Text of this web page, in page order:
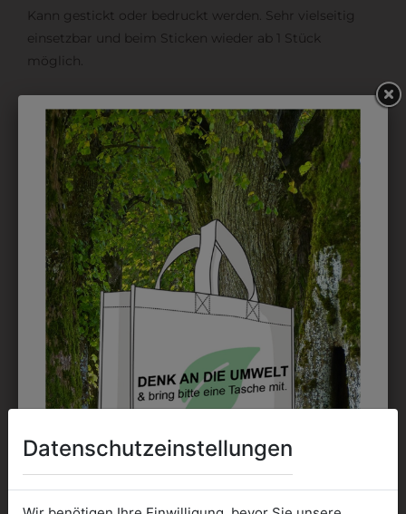
Kann gestickt oder bedruckt werden. Sehr vielseitig
einsetzbar und beim Sticken wieder ab 1 Stück
möglich.
DRUCK
Perfekt für große Logos und für kleine Details, jedoch
kostet jede Farbe extra und ist erst ab 12 Stück
möglich. Waschbar bis zu 60°C.
DAS KÖNNTE IHNEN
AUCH GEFALLEN
Datenschutzeinstellungen